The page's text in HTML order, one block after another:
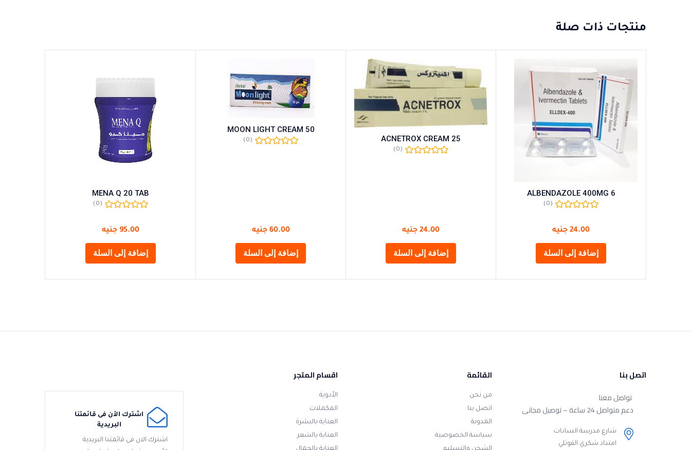
منتجات ذات صلة
ALBENDAZOLE 400MG 6
(0)
24.00 جنيه
إضافة إلى السلة
ACNETROX CREAM 25
(0)
24.00 جنيه
إضافة إلى السلة
MOON LIGHT CREAM 50
(0)
60.00 جنيه
إضافة إلى السلة
MENA Q 20 TAB
(0)
95.00 جنيه
إضافة إلى السلة
اتصل بنا
تواصل معنا
دعم متواصل 24 ساعة – توصيل مجانى
شارع مدرسة السادات
امتداد شكري القوتلي
القائمة
من نحن
اتصل بنا
المدونة
سياسة الخصوصية
اقسام المتجر
الأدوية
المكملات
العناية بالبشرة
العناية بالشعر
اشترك الأن فى قائمتنا
البريدية
اشترك الان فى قائمتنا البريدية